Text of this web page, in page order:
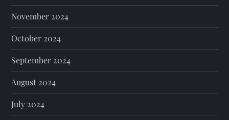
November 2024
October 2024
September 2024
August 2024
July 2024